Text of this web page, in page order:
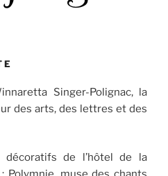
Singer-Polignac, la
des arts, des lettres et des
décoratifs de l’hôtel de la